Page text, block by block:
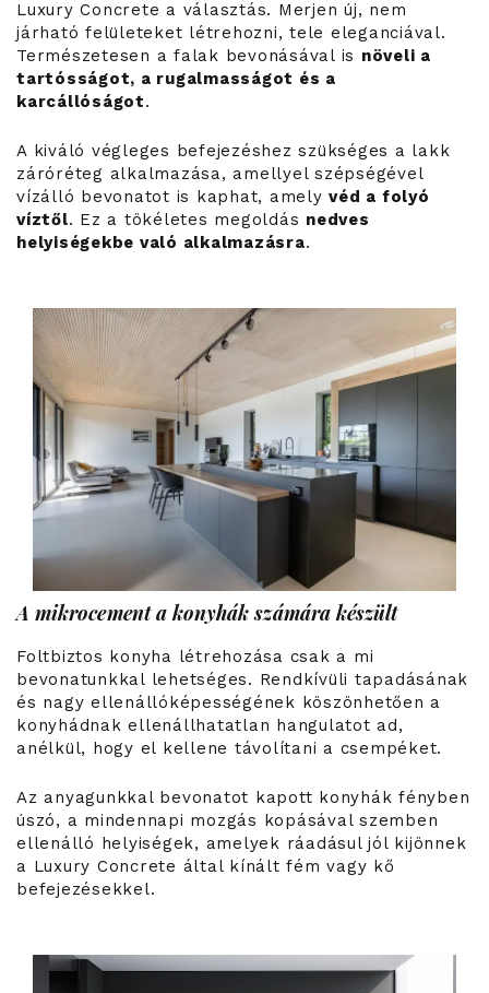
Luxury Concrete a választás. Merjen új, nem
járható felületeket létrehozni, tele eleganciával.
Természetesen a falak bevonásával is növeli a
tartósságot, a rugalmasságot és a
karcállóságot.
A kiváló végleges befejezéshez szükséges a lakk
záróréteg alkalmazása, amellyel szépségével
vízálló bevonatot is kaphat, amelyvéd a folyó
víztől. Ez a tökéletes megoldás nedves
helyiségekbe való alkalmazásra.
A mikrocement a konyhák számára készült
Foltbiztos konyha létrehozása csak a mi
bevonatunkkal lehetséges. Rendkívüli tapadásának
és nagy ellenállóképességének köszönhetően a
konyhádnak ellenállhatatlan hangulatot ad,
anélkül, hogy el kellene távolítani a csempéket.
Az anyagunkkal bevonatot kapott konyhák fényben
úszó, a mindennapi mozgás kopásával szemben
ellenálló helyiségek, amelyek ráadásul jól kijönnek
a Luxury Concrete által kínált fém vagy kő
befejezésekkel.